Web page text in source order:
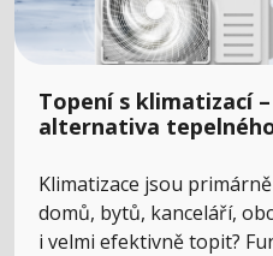
Topení s klimatizací
alternativa
Klimatizace jsou
domů, bytů, kanceláří,
i velmi efektivně topit?